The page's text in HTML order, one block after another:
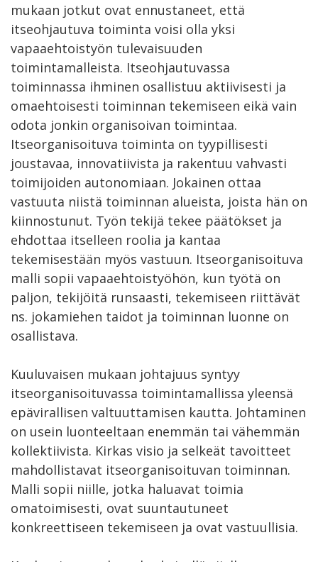
mukaan jotkut ovat ennustaneet, että
itseohjautuva toiminta voisi olla yksi
vapaaehtoistyön tulevaisuuden
toimintamalleista. Itseohjautuvassa
toiminnassa ihminen osallistuu aktiivisesti ja
omaehtoisesti toiminnan tekemiseen eikä vain
odota jonkin organisoivan toimintaa.
Itseorganisoituva toiminta on tyypillisesti
joustavaa, innovatiivista ja rakentuu vahvasti
toimijoiden autonomiaan. Jokainen ottaa
vastuuta niistä toiminnan alueista, joista hän on
kiinnostunut. Työn tekijä tekee päätökset ja
ehdottaa itselleen roolia ja kantaa
tekemisestään myös vastuun. Itseorganisoituva
malli sopii vapaaehtoistyöhön, kun työtä on
paljon, tekijöitä runsaasti, tekemiseen riittävät
ns. jokamiehen taidot ja toiminnan luonne on
osallistava.
Kuuluvaisen mukaan johtajuus syntyy
itseorganisoituvassa toimintamallissa yleensä
epävirallisen valtuuttamisen kautta. Johtaminen
on usein luonteeltaan enemmän tai vähemmän
kollektiivista. Kirkas visio ja selkeät tavoitteet
mahdollistavat itseorganisoituvan toiminnan.
Malli sopii niille, jotka haluavat toimia
omatoimisesti, ovat suuntautuneet
konkreettiseen tekemiseen ja ovat vastuullisia.